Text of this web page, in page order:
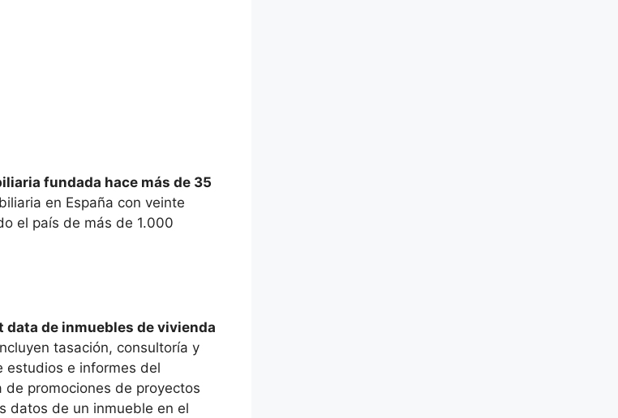
fundada hace más de 35
en España con veinte
el país de más de 1.000
de inmuebles de vivienda
tasación, consultoría y
estudios e informes del
promociones de proyectos
datos de un inmueble en el